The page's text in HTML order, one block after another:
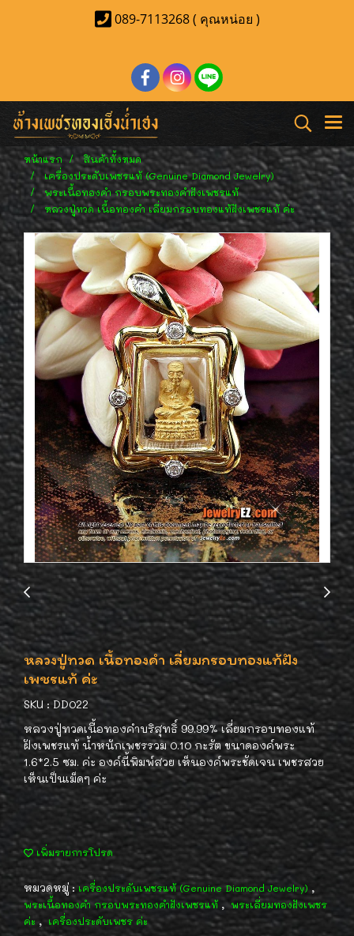
089-7113268 ( คุณหน่อย )
หน้าแรก
สินค้าทั้งหมด
เครื่องประดับเพชรแท้ (Genuine Diamond Jewelry)
พระเนื้อทองคำ กรอบพระทองคำฝังเพชรแท้
หลวงปู่ทวด เนื้อทองคำ เลี่ยมกรอบทองแท้ฝังเพชรแท้ ค่ะ
หลวงปู่ทวด เนื้อทองคำ เลี่ยมกรอบทองแท้ฝัง
เพชรแท้ ค่ะ
SKU : DD022
หลวงปู่ทวดเนื้อทองคำบริสุทธิ์ 99.99% เลี่ยมกรอบทองแท้
ฝังเพชรแท้ น้ำหนักเพชรรวม 0.10 กะรัต ขนาดองค์พระ
1.6*2.5 ซม. ค่ะ องค์นี้พิมพ์สวย เห็นองค์พระชัดเจน เพชรสวย
เห็นเป็นเม็ดๆ ค่ะ
เพิ่มรายการโปรด
หมวดหมู่ : เครื่องประดับเพชรแท้ (Genuine Diamond Jewelry) ,
พระเนื้อทองคำ กรอบพระทองคำฝังเพชรแท้ , พระเลี่ยมทองฝังเพชร
ค่ะ , เครื่องประดับเพชร ค่ะ